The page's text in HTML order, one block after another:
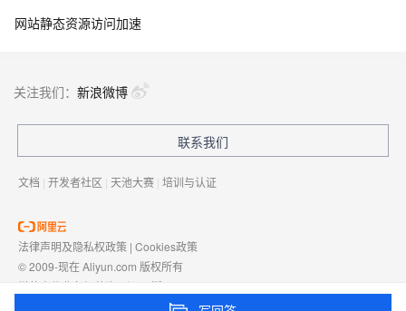
网站静态资源访问加速
关注我们： 新浪微博
联系我们
文档 | 开发者社区 | 天池大赛 | 培训与认证
法律声明及隐私权政策 | Cookies政策
© 2009-现在 Aliyun.com 版权所有
增值电信业务经营许可证： 浙B2-20080101
浙D3-20210002